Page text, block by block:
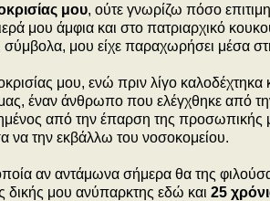
μου, ούτε γνωρίζω πόσο
μου άμφια και στο πατριαρχικό
σύμβολα, μου είχε παραχωρήσει μέσα
μου, ενώ πριν λίγο
έναν άνθρωπο που ελέγχθηκε από
από την έπαρση της προσωπικής
να την εκβάλλω του νοσοκομείου.
αν αντάμωνα σήμερα θα της
δικής μου ανύπαρκτης εδώ και 25